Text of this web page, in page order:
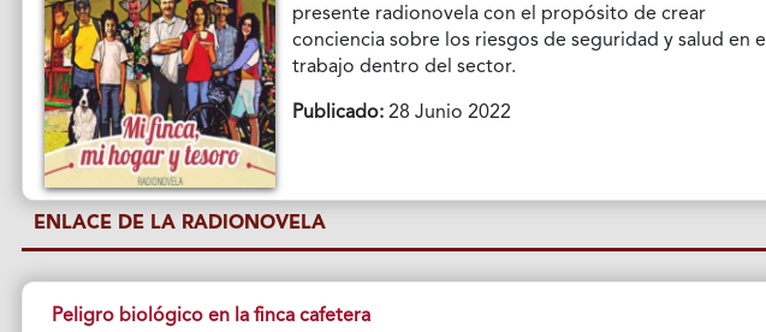
presente radionovela con el propósito de crear
conciencia sobre los riesgos de seguridad y salud en el
trabajo dentro del sector.
Publicado: 28 Junio 2022
ENLACE DE LA RADIONOVELA
Peligro biológico en la finca cafetera